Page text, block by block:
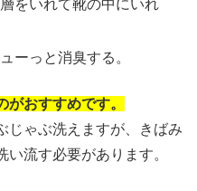
をいれて靴の中にいれ
ーっと消臭する。
おすすめです。
じゃぶ洗えますが、きばみ
流す必要があります。